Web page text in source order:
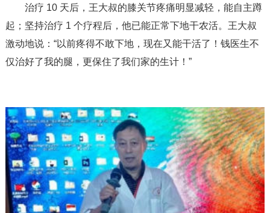
治疗 10 天后，王大叔的膝关节疼痛明显减轻，能自主蹲
起；坚持治疗 1 个疗程后，他已能正常下地干农活。王大叔
激动地说：“以前疼得不敢下地，现在又能干活了！钱医生不
仅治好了我的腿，更保住了我们家的生计！”